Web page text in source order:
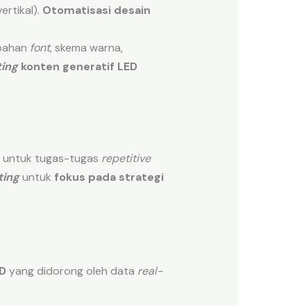
Otomatisasi desain
font, skema warna,
konten generatif LED
tugas-tugas repetitive
untuk fokus pada strategi
yang didorong oleh data real-